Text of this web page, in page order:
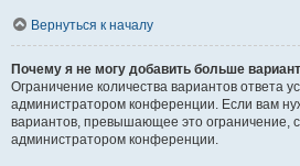
Вернуться к началу
Почему я не могу добавить больше
Ограничение количества вариантов ответа
администратором конференции. Если вам
вариантов, превышающее это ограничение,
администратором конференции.